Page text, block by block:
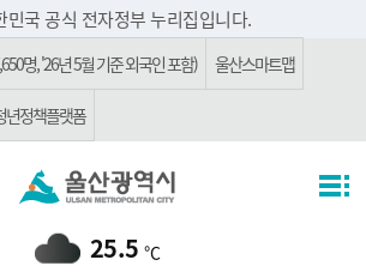
민국 공식 전자정부 누리집입니다.
명, '26년 5월 기준 외국인 포함) 울산스마트맵
년정책플랫폼
25.5 ℃